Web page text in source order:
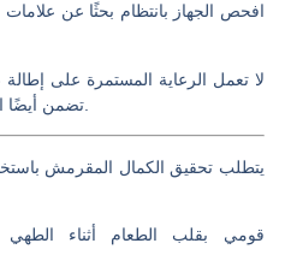
افحص الجهاز بانتظام بحثًا عن علامات
لا تعمل الرعاية المستمرة على
يتطلب تحقيق الكمال المقرمش
قومي بقلب الطعام أثناء